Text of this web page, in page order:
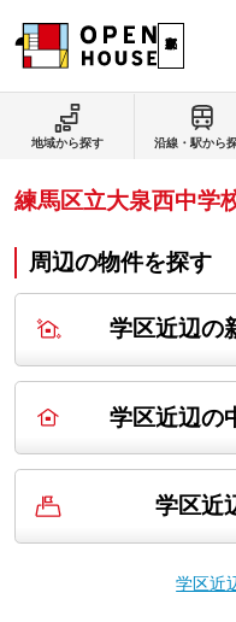
地域から探す 沿線・駅から
練馬区立大泉西中学
周辺の物件を探す
学区近辺の
学区近辺の
学区近
学区近